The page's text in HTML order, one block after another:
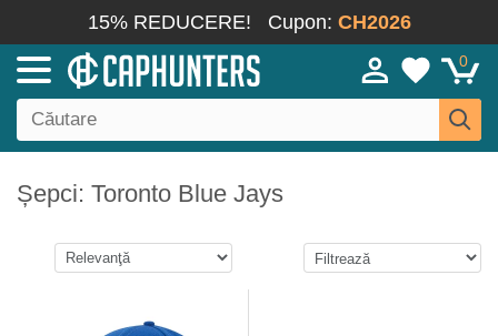
15% REDUCERE! Cupon: CH2026
0
Șepci: Toronto Blue Jays